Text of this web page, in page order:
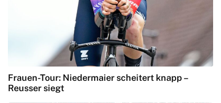
Frauen-Tour: Niedermaier scheitert knapp –
Reusser siegt